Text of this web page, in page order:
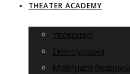
THEATER ACADEMY
Υποκριτική
Σκηνογραφία
Μαθήματα